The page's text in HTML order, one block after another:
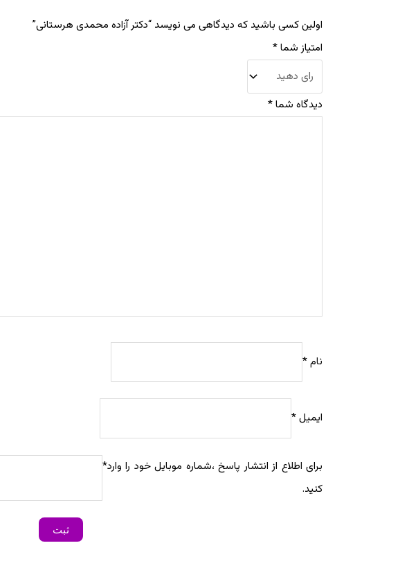
اولین کسی باشید که دیدگاهی می نویسد “دکتر آزاده محمدی هرستانی”
امتیاز شما*
دیدگاه شما*
نام*
ایمیل*
برای اطلاع از انتشار پاسخ ،شماره موبایل خود را وارد
کنید.
*